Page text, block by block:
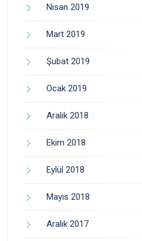
Nisan 2019
Mart 2019
Şubat 2019
Ocak 2019
Aralık 2018
Ekim 2018
Eylül 2018
Mayıs 2018
Aralık 2017